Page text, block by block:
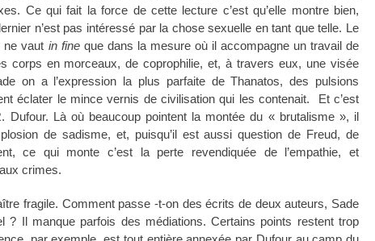
Ce qui fait la force de cette lecture c’est qu’elle montre bien,
n’est pas intéressé par la chose sexuelle en tant que telle. Le
ne vaut in fineque dans la mesure où il accompagne un travail de
corps en morceaux, de coprophilie, et, à travers eux, une visée
on a l’expression la plus parfaite de Thanatos, des pulsions
éclater le mince vernis de civilisation qui les contenait. Et c’est
Là où beaucoup pointent la montée du « brutalisme », il
de sadisme, et, puisqu’il est aussi question de Freud, de
ce qui monte c’est la perte revendiquée de l’empathie, et
crimes.
fragile. Comment passe -t-on des écrits de deux auteurs, Sade
Il manque parfois des médiations. Certains points restent trop